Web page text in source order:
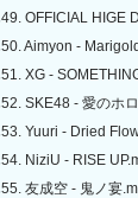
49. OFFICIAL HIGE
50. Aimyon -
51. XG -
52. SKE48 - 愛のホ
53. Yuuri - Dried
54. NiziU - RISE
55. 友成空 - 鬼ノ宴